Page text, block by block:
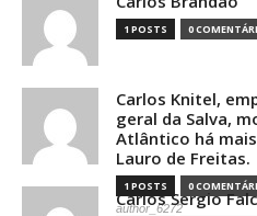
1 POSTS 0
Carlos Knitel,
geral da Salva,
Atlântico há
Lauro de Freitas.
1 POSTS 0
author_6272
Carlos Sergio